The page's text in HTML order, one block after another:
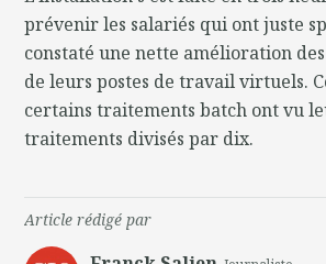
prévenir les salariés qui ont juste
constaté une nette amélioration
de leurs postes de travail virtuels.
certains traitements batch ont vu
traitements divisés par dix.
Article rédigé par